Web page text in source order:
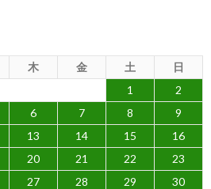
木 金 土
日
1
2
6 7 8
9
13 14 15
16
20 21 22
23
27 28 29
30